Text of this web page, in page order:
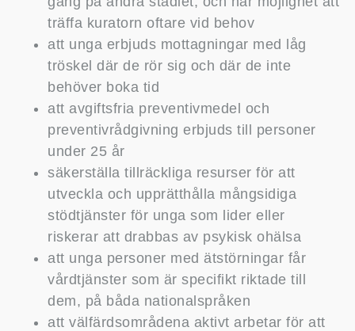
träffa kuratorn oftare vid behov
att unga erbjuds mottagningar med låg
tröskel där de rör sig och där de inte
behöver boka tid
att avgiftsfria preventivmedel och
preventivrådgivning erbjuds till personer
under 25 år
säkerställa tillräckliga resurser för att
utveckla och upprätthålla mångsidiga
stödtjänster för unga som lider eller
riskerar att drabbas av psykisk ohälsa
att unga personer med ätstörningar får
vårdtjänster som är specifikt riktade till
dem, på båda nationalspråken
att välfärdsområdena aktivt arbetar för att